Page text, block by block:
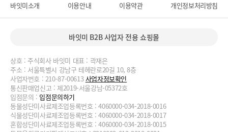
바잇미소개 이용안내 이용약관 개인정보처리방침
바잇미 B2B 사업자 전용 쇼핑몰
상호 : 주식회사 바잇미 대표 : 곽재은
주소 : 서울특별시 강남구 테헤란로20길 10, 8층
사업자번호 : 210-87-00613사업자정보확인
통신판매업신고 : 제2019-서울강남-05372호
입점문의 : 입점문의하기
동물성단미사료제조업등록번호 : 4060000-034-2018-0016
식물성단미사료제조업등록번호 : 4060000-034-2018-0017
혼합성단미사료제조업등록번호 : 4060000-034-2018-0015